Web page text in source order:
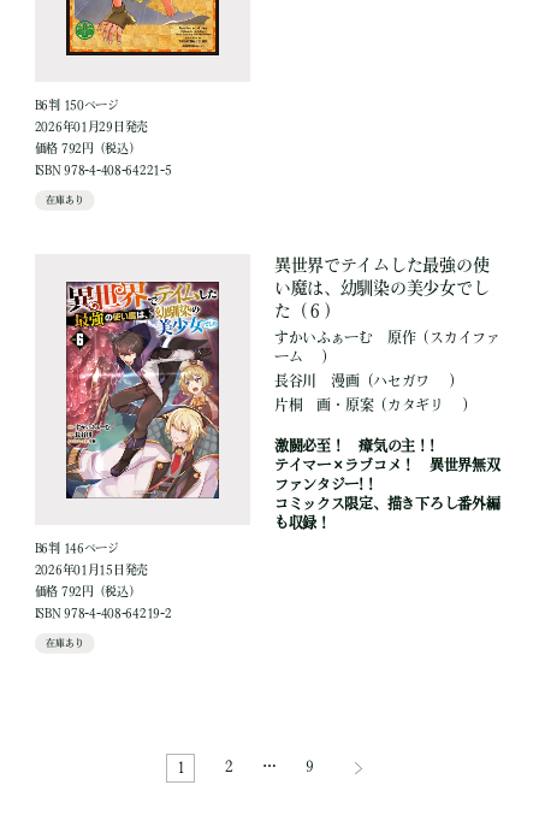
B6判 150ページ
2026年01月29日発売
価格 792円（税込）
ISBN 978-4-408-64221-5
在庫あり
B6判 146ページ
2026年01月15日発売
価格 792円（税込）
ISBN 978-4-408-64219-2
在庫あり
異世界でテイムした最強の使
い魔は、幼馴染の美少女でし
た（６）
すかいふぁーむ 原作（スカイファ
ーム ）
長谷川
漫画 （ハセガワ ）
片桐
画・原案（カタギリ ）
激闘必至！ 瘴気の主！!
テイマー×ラブコメ！ 異世界無双
ファンタジー!！
コミックス限定、描き下ろし番外編
も収録！
1 2 … 9